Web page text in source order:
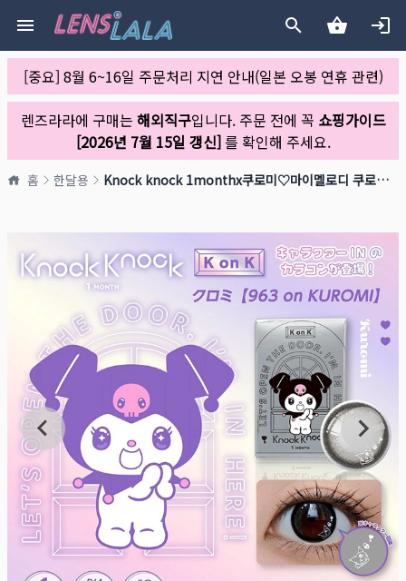
[중요] 8월 6~16일 주문처리 지연 안내(일본 오봉 연휴 관련)
렌즈라라에 구매는 해외직구입니다. 주문 전에 꼭 쇼핑가이드
[2026년 7월 15일 갱신]를 확인해 주세요.
홈 한달용 Knock knock 1monthx쿠로미♡마이멜로디 쿠로미 [963 on KUROMI](1박스 2개들이)